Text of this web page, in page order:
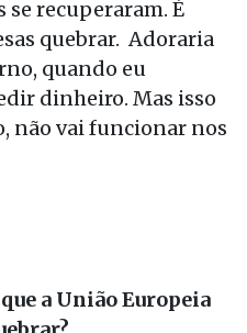
recuperaram. É
quebrar. Adoraria
quando eu
dinheiro. Mas isso
não vai funcionar nos
a União Europeia